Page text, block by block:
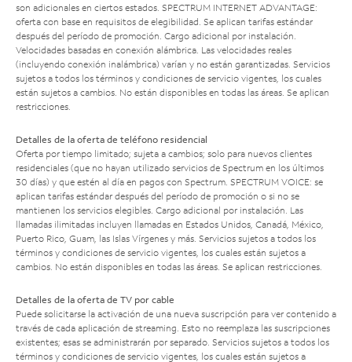
son adicionales en ciertos estados. SPECTRUM INTERNET ADVANTAGE:
oferta con base en requisitos de elegibilidad. Se aplican tarifas estándar
después del período de promoción. Cargo adicional por instalación.
Velocidades basadas en conexión alámbrica. Las velocidades reales
(incluyendo conexión inalámbrica) varían y no están garantizadas. Servicios
sujetos a todos los términos y condiciones de servicio vigentes, los cuales
están sujetos a cambios. No están disponibles en todas las áreas. Se aplican
restricciones.
Detalles de la oferta de teléfono residencial
Oferta por tiempo limitado; sujeta a cambios; solo para nuevos clientes
residenciales (que no hayan utilizado servicios de Spectrum en los últimos
30 días) y que estén al día en pagos con Spectrum. SPECTRUM VOICE: se
aplican tarifas estándar después del período de promoción o si no se
mantienen los servicios elegibles. Cargo adicional por instalación. Las
llamadas ilimitadas incluyen llamadas en Estados Unidos, Canadá, México,
Puerto Rico, Guam, las Islas Vírgenes y más. Servicios sujetos a todos los
términos y condiciones de servicio vigentes, los cuales están sujetos a
cambios. No están disponibles en todas las áreas. Se aplican restricciones.
Detalles de la oferta de TV por cable
Puede solicitarse la activación de una nueva suscripción para ver contenido a
través de cada aplicación de streaming. Esto no reemplaza las suscripciones
existentes; esas se administrarán por separado. Servicios sujetos a todos los
términos y condiciones de servicio vigentes, los cuales están sujetos a